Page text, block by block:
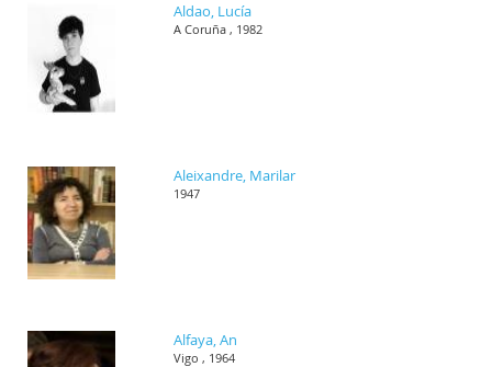
Aldao, Lucía
A Coruña , 1982
Aleixandre, Marilar
1947
Alfaya, An
Vigo , 1964